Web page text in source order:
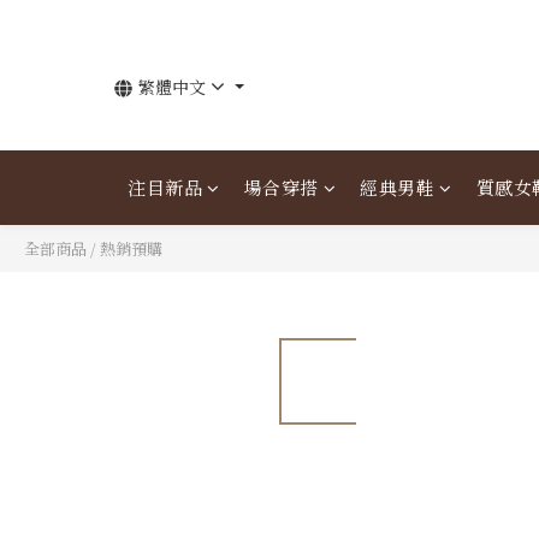
注目新品 場合穿搭 經典男鞋 質感女
繁體中文
全部商品 / 熱銷預購